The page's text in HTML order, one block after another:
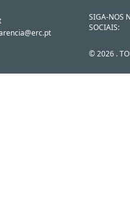
SIGA-NOS
SOCIAIS:
© 2026 .